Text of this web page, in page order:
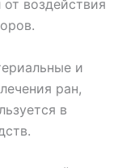
воздействия
и
ран,
в